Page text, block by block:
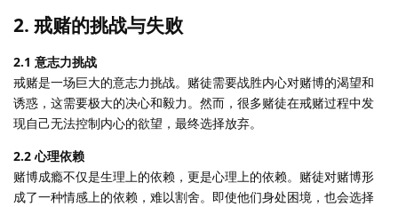
2. 戒赌的挑战与失败
2.1 意志力挑战
戒赌是一场巨大的意志力挑战。赌徒需要战胜内心对赌博的渴望和
诱惑，这需要极大的决心和毅力。然而，很多赌徒在戒赌过程中发
现自己无法控制内心的欲望，最终选择放弃。
2.2 心理依赖
赌博成瘾不仅是生理上的依赖，更是心理上的依赖。赌徒对赌博形
成了一种情感上的依赖，难以割舍。即使他们身处困境，也会选择